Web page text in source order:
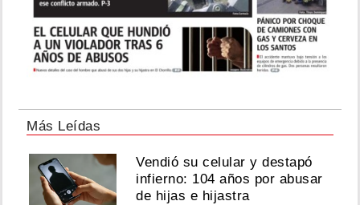
Más Leídas
Vendió su celular y destapó
infierno: 104 años por abusar
de hijas e hijastra